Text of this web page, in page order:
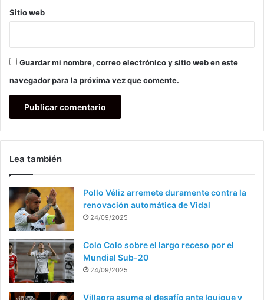
Sitio web
Guardar mi nombre, correo electrónico y sitio web en este
navegador para la próxima vez que comente.
Lea también
Pollo Véliz arremete duramente contra la
renovación automática de Vidal
24/09/2025
Colo Colo sobre el largo receso por el
Mundial Sub-20
24/09/2025
Villagra asume el desafío ante Iquique y